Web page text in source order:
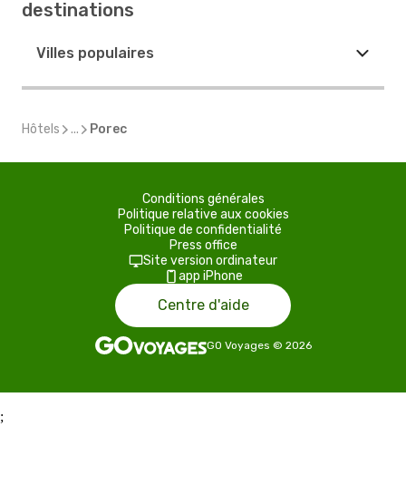
destinations
Villes populaires
Hôtels ... Porec
Conditions générales
Politique relative aux cookies
Politique de confidentialité
Press office
Site version ordinateur
app iPhone
Centre d'aide
GO Voyages © 2026
;